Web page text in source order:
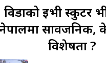
विडाकोईभी स्कुटर
विशेषता ?